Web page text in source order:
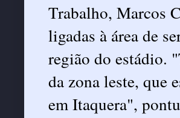
Trabalho, Marcos
ligadas à área de
região do estádio.
da zona leste, que
em Itaquera",